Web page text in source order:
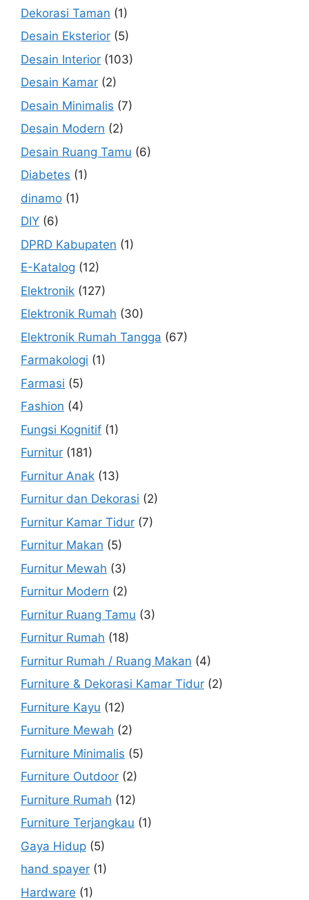
Dekorasi Taman (1)
Desain Eksterior (5)
Desain Interior (103)
Desain Kamar (2)
Desain Minimalis (7)
Desain Modern (2)
Desain Ruang Tamu (6)
Diabetes (1)
dinamo (1)
DIY (6)
DPRD Kabupaten (1)
E-Katalog (12)
Elektronik (127)
Elektronik Rumah (30)
Elektronik Rumah Tangga (67)
Farmakologi (1)
Farmasi (5)
Fashion (4)
Fungsi Kognitif (1)
Furnitur (181)
Furnitur Anak (13)
Furnitur dan Dekorasi (2)
Furnitur Kamar Tidur (7)
Furnitur Makan (5)
Furnitur Mewah (3)
Furnitur Modern (2)
Furnitur Ruang Tamu (3)
Furnitur Rumah (18)
Furnitur Rumah / Ruang Makan (4)
Furniture & Dekorasi Kamar Tidur (2)
Furniture Kayu (12)
Furniture Mewah (2)
Furniture Minimalis (5)
Furniture Outdoor (2)
Furniture Rumah (12)
Furniture Terjangkau (1)
Gaya Hidup (5)
hand spayer (1)
Hardware (1)